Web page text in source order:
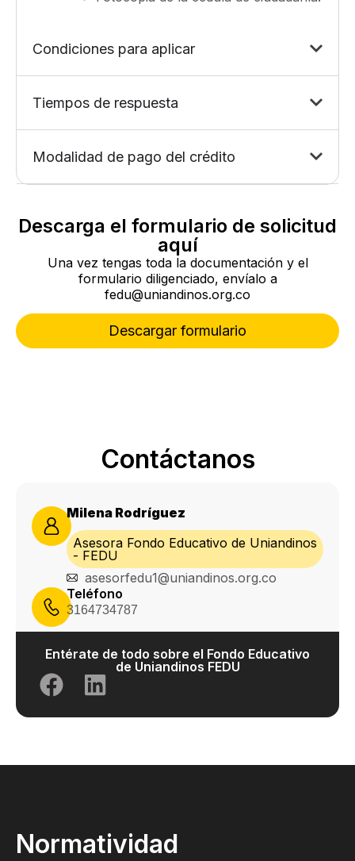
Condiciones para aplicar
Tiempos de respuesta
Modalidad de pago del crédito
Descarga el formulario de solicitud
aquí
Una vez tengas toda la documentación y el
formulario diligenciado, envíalo a
fedu@uniandinos.org.co
Descargar formulario
Contáctanos
Milena Rodríguez
Asesora Fondo Educativo de Uniandinos
- FEDU
asesorfedu1@uniandinos.org.co
Teléfono
3164734787
Entérate de todo sobre el Fondo Educativo
de Uniandinos FEDU​
Normatividad